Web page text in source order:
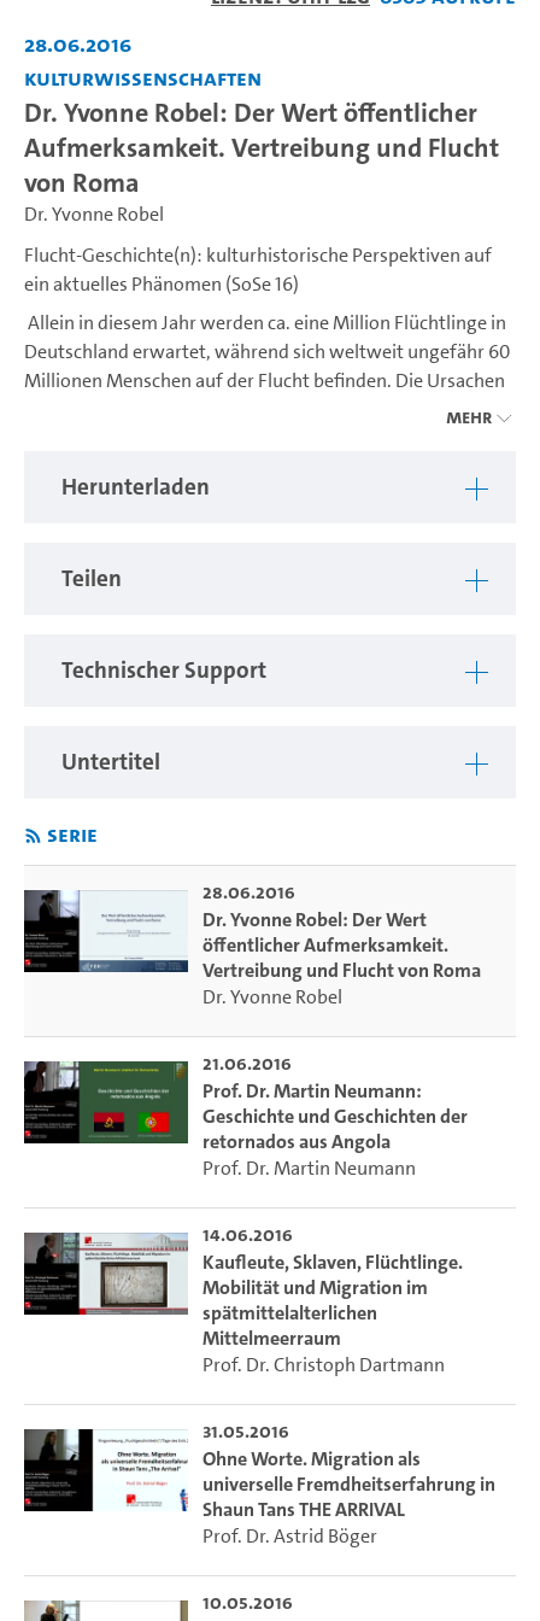
28.06.2016
Kulturwissenschaften
Dr. Yvonne Robel: Der Wert öffentlicher
Aufmerksamkeit. Vertreibung und Flucht
von Roma
Dr. Yvonne Robel
Flucht-Geschichte(n): kulturhistorische Perspektiven auf
ein aktuelles Phänomen (SoSe 16)
Allein in diesem Jahr werden ca. eine Million Flüchtlinge in
Deutschland erwartet, während sich weltweit ungefähr 60
Millionen Menschen auf der Flucht befinden. Die Ursachen
für die Entscheidung von Frauen und Männern, ihre
der Fälle sind es jedoch Vertreibung, Gewalt und
Ziel der Ringvorlesung ist es, ausgehend von diesem
die historischen und anthropologischen Dimensionen von
Vertreibung und Exil zu sensibilisieren. Ausgrenzung und
unbekannter Ethnien/Volksgruppen gehören seit jeher und
in allen Kulturen zu den zentralen Motiven weltweiter
sich wie eine Folge von Flucht-Geschichte(n), die sich im
Mittelalter und der Frühen Neuzeit ebenso fortsetzt wie in
der Moderne und Postmoderne. Weitaus präsenter in der
kollektiven Erinnerung Europas sind jedoch die
Migrationsbewegungen im Zusammenhang mit den
beiden Weltkriegen und den
(De-)Kolonialisisierungsprozessen, die bis heute in
zahlreichen gewaltvollen Konflikten insbesondere in
afrikanischen Ländern nachwirken.
Die Auseinandersetzung mit diesen Themen bedeutet,
Konzepte wie Identität und Alterität zu befragen – Begriffe,
die in allen geisteswissenschaftlichen Disziplinen eine
und Akzentuierungen erfahren. Gerade diese Vielfalt von
Perspektiven und Fachkulturen ist besonders dazu
geeignet, Flucht-Geschichte(n) als Teil unseres
Selbstverständnisses erlebbar zu machen.
Allein in diesem Jahr werden ca. eine Million Flüchtlinge in
Deutschland erwartet, während sich weltweit ungefähr 60
Millionen Menschen auf der Flucht befinden. Die Ursachen
für die Entscheidung von Frauen und Männern, ihre
Heimstätten aufzugeben und gemeinsam in anderen
der Fälle sind es jedoch Vertreibung, Gewalt und
Mehr
Herunterladen
Teilen
Technischer Support
Untertitel
Serie
28.06.2016
Dr. Yvonne Robel: Der Wert
öffentlicher Aufmerksamkeit.
Vertreibung und Flucht von Roma
Dr. Yvonne Robel
21.06.2016
Prof. Dr. Martin Neumann:
Geschichte und Geschichten der
retornados aus Angola
Prof. Dr. Martin Neumann
14.06.2016
Kaufleute, Sklaven, Flüchtlinge.
Mobilität und Migration im
spätmittelalterlichen
Mittelmeerraum
Prof. Dr. Christoph Dartmann
31.05.2016
Ohne Worte. Migration als
universelle Fremdheitserfahrung in
Shaun Tans THE ARRIVAL
Prof. Dr. Astrid Böger
10.05.2016